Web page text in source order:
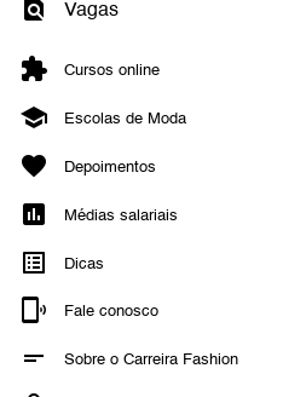
Vagas
Cursos online
Escolas de Moda
Depoimentos
Médias salariais
Dicas
Fale conosco
Sobre o Carreira Fashion